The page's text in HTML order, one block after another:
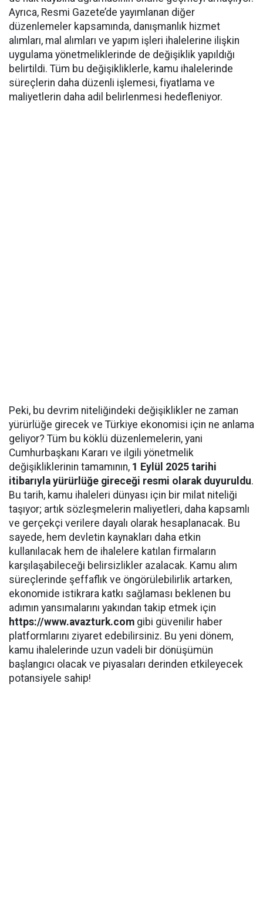
Ayrıca, Resmi Gazete’de yayımlanan diğer
düzenlemeler kapsamında, danışmanlık hizmet
alımları, mal alımları ve yapım işleri ihalelerine ilişkin
uygulama yönetmeliklerinde de değişiklik yapıldığı
belirtildi. Tüm bu değişikliklerle, kamu ihalelerinde
süreçlerin daha düzenli işlemesi, fiyatlama ve
maliyetlerin daha adil belirlenmesi hedefleniyor.
Peki, bu devrim niteliğindeki değişiklikler ne zaman
yürürlüğe girecek ve Türkiye ekonomisi için ne anlama
geliyor? Tüm bu köklü düzenlemelerin, yani
Cumhurbaşkanı Kararı ve ilgili yönetmelik
değişikliklerinin tamamının, 1 Eylül 2025 tarihi
itibarıyla yürürlüğe gireceği resmi olarak duyuruldu.
Bu tarih, kamu ihaleleri dünyası için bir milat niteliği
taşıyor; artık sözleşmelerin maliyetleri, daha kapsamlı
ve gerçekçi verilere dayalı olarak hesaplanacak. Bu
sayede, hem devletin kaynakları daha etkin
kullanılacak hem de ihalelere katılan firmaların
karşılaşabileceği belirsizlikler azalacak. Kamu alım
süreçlerinde şeffaflık ve öngörülebilirlik artarken,
ekonomide istikrara katkı sağlaması beklenen bu
adımın yansımalarını yakından takip etmek için
https://www.avazturk.com gibi güvenilir haber
platformlarını ziyaret edebilirsiniz. Bu yeni dönem,
kamu ihalelerinde uzun vadeli bir dönüşümün
başlangıcı olacak ve piyasaları derinden etkileyecek
potansiyele sahip!